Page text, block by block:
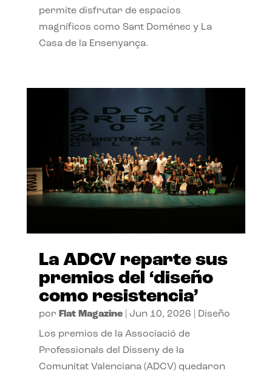
permite disfrutar de espacios
magníficos como Sant Doménec y La
Casa de la Ensenyança.
La ADCV reparte sus
premios del ‘diseño
como resistencia’
por Flat Magazine| Jun 10, 2026 Diseño
Los premios de la Associació de
Professionals del Disseny de la
Comunitat Valenciana (ADCV) quedaron